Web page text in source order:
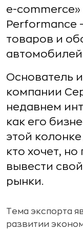
e-commerce»
Performance
товаров и
Основатель
компании
недавнем
как его
этой
кто хочет,
вывести
рынки.
Тема экспорта
развитии